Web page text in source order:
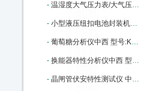
- 温湿度大气压力表/大气压力计（带RS232接口）（中西器材） 型号:SO01/ZCYB-203库号：M398810
- 小型液压纽扣电池封装机（含拆卸模具封装模具） 型号:KJ01-MSK110库号：M400446
- 葡萄糖分析仪中西 型号:KX03-SBA-40C库号：M165227
- 换能器特性分析仪中西 型号:ZX-YPC260A库号：M176886
- 晶闸管伏安特性测试仪 中西型号:RH82/DBC-021库号：M186513